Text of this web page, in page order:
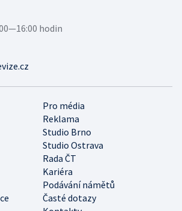
Pro média
Reklama
Studio Brno
Studio Ostrava
Rada ČT
Kariéra
Podávání námětů
Časté dotazy
hodin